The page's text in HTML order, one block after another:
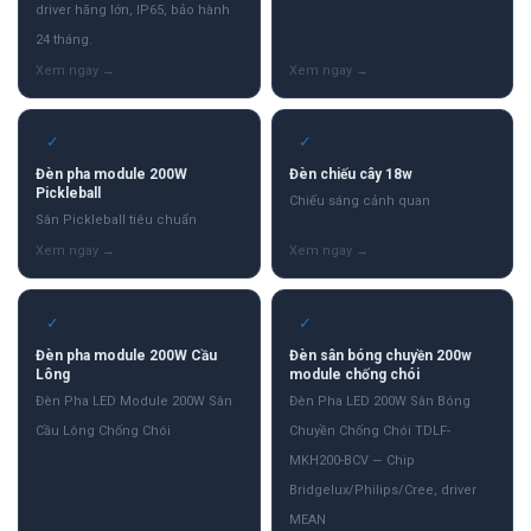
driver hãng lớn, IP65, bảo hành
24 tháng.
✓
Đèn pha module 200W
Pickleball
Sân Pickleball tiêu chuẩn
✓
Đèn chiếu cây 18w
Chiếu sáng cảnh quan
✓
Đèn pha module 200W Cầu
Lông
Đèn Pha LED Module 200W Sân
Cầu Lông Chống Chói
✓
Đèn sân bóng chuyền 200w
module chống chói
Đèn Pha LED 200W Sân Bóng
Chuyền Chống Chói TDLF-
MKH200-BCV — Chip
Bridgelux/Philips/Cree, driver
MEAN